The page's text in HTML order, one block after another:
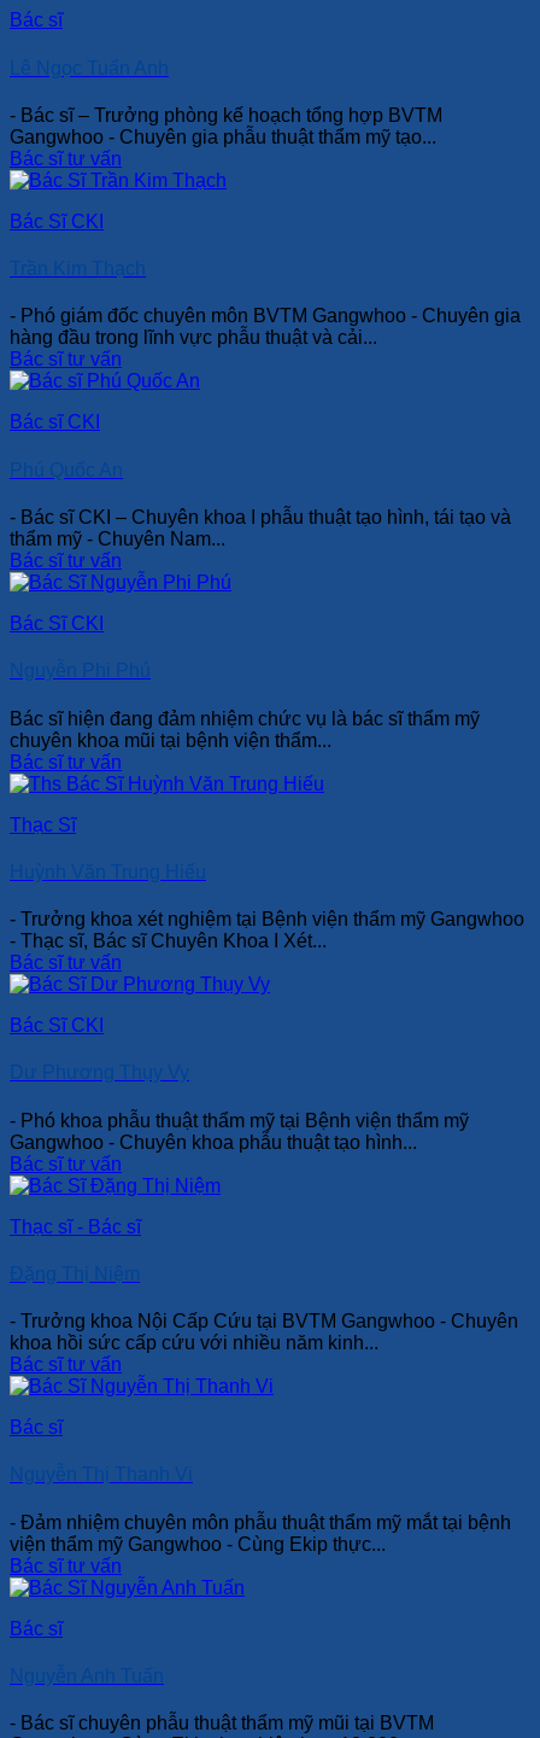
Bác sĩ
Lê Ngọc Tuấn Anh
- Bác sĩ – Trưởng phòng kế hoạch tổng hợp BVTM
Gangwhoo - Chuyên gia phẫu thuật thẩm mỹ tạo...
Bác sĩ tư vấn
Bác Sĩ CKI
Trần Kim Thạch
- Phó giám đốc chuyên môn BVTM Gangwhoo - Chuyên gia
hàng đầu trong lĩnh vực phẫu thuật và cải...
Bác sĩ tư vấn
Bác sĩ CKI
Phú Quốc An
- Bác sĩ CKI – Chuyên khoa I phẫu thuật tạo hình, tái tạo và
thẩm mỹ - Chuyên Nam...
Bác sĩ tư vấn
Bác Sĩ CKI
Nguyễn Phi Phú
Bác sĩ hiện đang đảm nhiệm chức vụ là bác sĩ thẩm mỹ
chuyên khoa mũi tại bệnh viện thẩm...
Bác sĩ tư vấn
Thạc Sĩ
Huỳnh Văn Trung Hiếu
- Trưởng khoa xét nghiệm tại Bệnh viện thẩm mỹ Gangwhoo
- Thạc sĩ, Bác sĩ Chuyên Khoa I Xét...
Bác sĩ tư vấn
Bác Sĩ CKI
Dư Phương Thụy Vy
- Phó khoa phẫu thuật thẩm mỹ tại Bệnh viện thẩm mỹ
Gangwhoo - Chuyên khoa phẫu thuật tạo hình...
Bác sĩ tư vấn
Thạc sĩ - Bác sĩ
Đặng Thị Niệm
- Trưởng khoa Nội Cấp Cứu tại BVTM Gangwhoo - Chuyên
khoa hồi sức cấp cứu với nhiều năm kinh...
Bác sĩ tư vấn
Bác sĩ
Nguyễn Thị Thanh Vi
- Đảm nhiệm chuyên môn phẫu thuật thẩm mỹ mắt tại bệnh
viện thẩm mỹ Gangwhoo - Cùng Ekip thực...
Bác sĩ tư vấn
Bác sĩ
Nguyễn Anh Tuấn
- Bác sĩ chuyên phẫu thuật thẩm mỹ mũi tại BVTM